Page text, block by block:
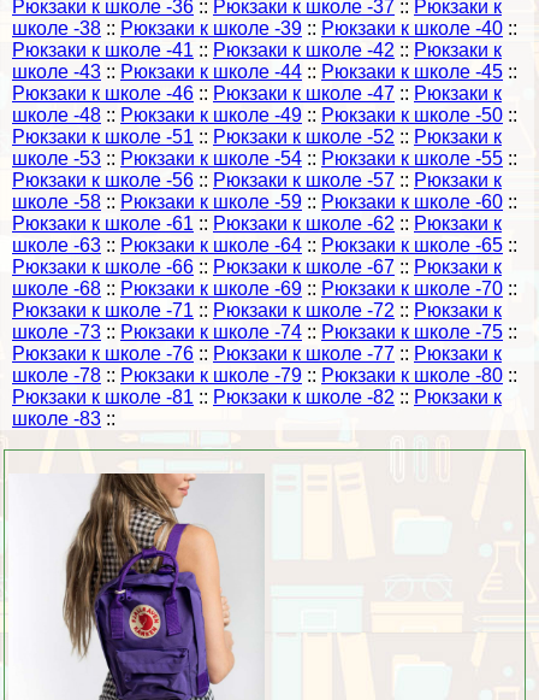
Рюкзаки к школе -36 :: Рюкзаки к школе -37 :: Рюкзаки к
школе -38 :: Рюкзаки к школе -39 :: Рюкзаки к школе -40 ::
Рюкзаки к школе -41 :: Рюкзаки к школе -42 :: Рюкзаки к
школе -43 :: Рюкзаки к школе -44 :: Рюкзаки к школе -45 ::
Рюкзаки к школе -46 :: Рюкзаки к школе -47 :: Рюкзаки к
школе -48 :: Рюкзаки к школе -49 :: Рюкзаки к школе -50 ::
Рюкзаки к школе -51 :: Рюкзаки к школе -52 :: Рюкзаки к
школе -53 :: Рюкзаки к школе -54 :: Рюкзаки к школе -55 ::
Рюкзаки к школе -56 :: Рюкзаки к школе -57 :: Рюкзаки к
школе -58 :: Рюкзаки к школе -59 :: Рюкзаки к школе -60 ::
Рюкзаки к школе -61 :: Рюкзаки к школе -62 :: Рюкзаки к
школе -63 :: Рюкзаки к школе -64 :: Рюкзаки к школе -65 ::
Рюкзаки к школе -66 :: Рюкзаки к школе -67 :: Рюкзаки к
школе -68 :: Рюкзаки к школе -69 :: Рюкзаки к школе -70 ::
Рюкзаки к школе -71 :: Рюкзаки к школе -72 :: Рюкзаки к
школе -73 :: Рюкзаки к школе -74 :: Рюкзаки к школе -75 ::
Рюкзаки к школе -76 :: Рюкзаки к школе -77 :: Рюкзаки к
школе -78 :: Рюкзаки к школе -79 :: Рюкзаки к школе -80 ::
Рюкзаки к школе -81 :: Рюкзаки к школе -82 :: Рюкзаки к
школе -83 ::